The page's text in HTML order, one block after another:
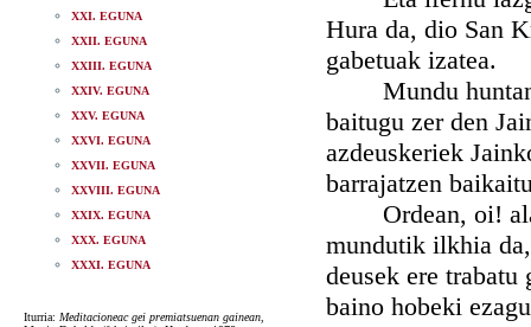
XXI. EGUNA
XXII. EGUNA
XXIII. EGUNA
XXIV. EGUNA
XXV. EGUNA
XXVI. EGUNA
XXVII. EGUNA
XXVIII. EGUNA
XXIX. EGUNA
XXX. EGUNA
XXXI. EGUNA
Iturria: Meditacioneac gei premiatsuenan gainean
Hura da, dio San
gabetuak izatea.
Mundu huntan
baitugu zer den
azdeuskeriek
barrajatzen
Ordean, oi! ala
mundutik ilkhia
deusek ere
baino hobeki